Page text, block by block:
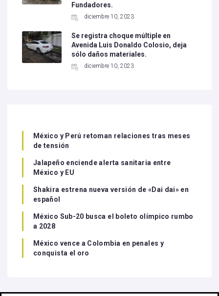
Fundadores.
diciembre 10, 2023
Se registra choque múltiple en
Avenida Luis Donaldo Colosio, deja
sólo daños materiales.
diciembre 10, 2023
México y Perú retoman relaciones tras meses
de tensión
Jalapeño enciende alerta sanitaria entre
México y EU
Shakira estrena nueva versión de «Dai dai» en
español
México Sub-20 busca el boleto olímpico rumbo
a 2028
México vence a Colombia en penales y
conquista el oro